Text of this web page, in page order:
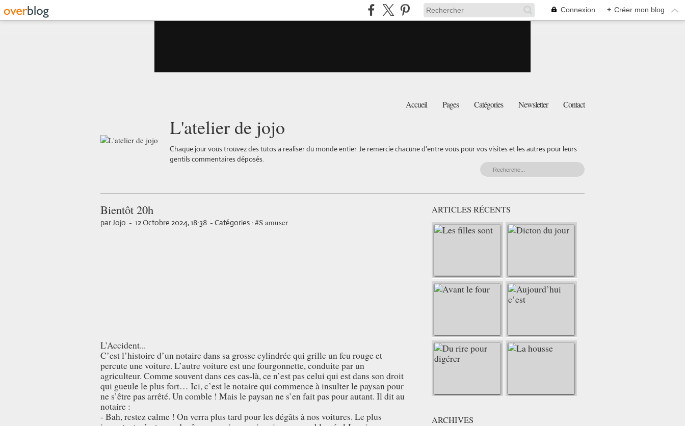
Connexion + Créer mon blog
Accueil Pages Catégories Newsletter Contact
L'atelier de jojo
Chaque jour vous trouvez des tutos a realiser du monde entier. Je remercie chacune d'entre vous pour vos visites et les autres pour leurs
gentils commentaires déposés.
Bientôt 20h
par Jojo - 12 Octobre 2024, 18:38 - Catégories : #S amuser
L’Accident...
C’est l’histoire d’un notaire dans sa grosse cylindrée qui grille un feu rouge et
percute une voiture. L’autre voiture est une fourgonnette, conduite par un
agriculteur. Comme souvent dans ces cas-là, ce n’est pas celui qui est dans son droit
qui gueule le plus fort… Ici, c’est le notaire qui commence à insulter le paysan pour
ne s’être pas arrêté. Un comble ! Mais le paysan ne s’en fait pas pour autant. Il dit au
notaire :
- Bah, restez calme ! On verra plus tard pour les dégâts à nos voitures. Le plus
ARTICLES RÉCENTS
ARCHIVES